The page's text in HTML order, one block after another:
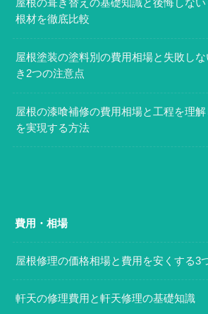
屋根の葺き替えの基礎知識と後悔しな
根材を徹底比較
屋根塗装の塗料別の費用相場と失敗し
き2つの注意点
屋根の漆喰補修の費用相場と工程を理
を実現する方法
費用・相場
屋根修理の価格相場と費用を安くする3
軒天の修理費用と軒天修理の基礎知識